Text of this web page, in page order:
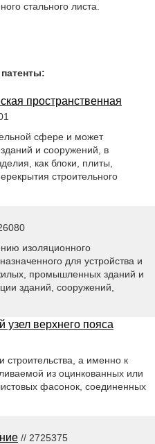
стального листа.
пространственная
сфере и может
зданий и сооружений, в
как блоки, плиты,
строительного
изоляционного
для устройства и
промышленных зданий и
зданий, сооружений,
узел верхнего пояса
строительства, а именно к
из оцинкованных или
фасонок, соединенных
// 2725375